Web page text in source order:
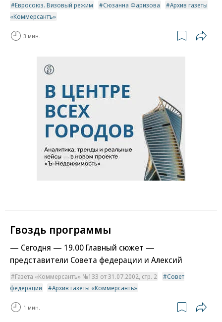
Евросоюз. Визовый режим
Сюзанна Фаризова
Архив газеты
«Коммерсантъ»
3 мин.
Гвоздь программы
— Сегодня — 19.00 Главный сюжет —
представители Совета федерации и Алексий
Газета «Коммерсантъ» №133 от 31.07.2002, стр. 2
Совет
федерации
Архив газеты «Коммерсантъ»
1 мин.